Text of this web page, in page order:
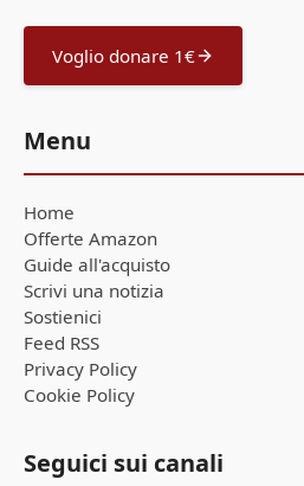
Voglio donare 1€
Menu
Home
Offerte Amazon
Guide all'acquisto
Scrivi una notizia
Sostienici
Feed RSS
Privacy Policy
Cookie Policy
Seguici sui canali